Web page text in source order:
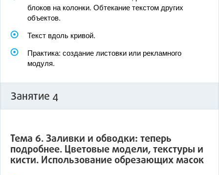
блоков на колонки. Обтекание текстом других
объектов.
Текст вдоль кривой.
Практика: создание листовки или рекламного
модуля.
Занятие 4
Тема 6. Заливки и обводки: теперь
подробнее. Цветовые модели, текстуры и
кисти. Использование обрезающих масок